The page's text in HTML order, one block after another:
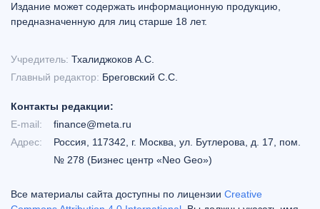
Издание может содержать информационную продукцию,
предназначенную для лиц старше 18 лет.
Учредитель: Тхалиджоков А.С.
Главный редактор: Бреговский С.С.
Контакты редакции:
E-mail:
finance@meta.ru
Адрес:
Россия, 117342, г. Москва, ул. Бутлерова, д. 17, пом.
№ 278 (Бизнес центр «Neo Geo»)
Все материалы сайта доступны по лицензии Creative